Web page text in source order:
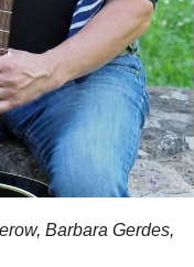
Barbara Gerdes,